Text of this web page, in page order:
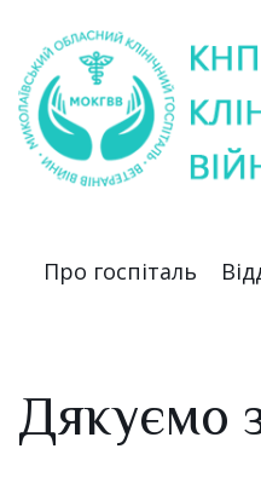
Про госпіталь
Дякуємо